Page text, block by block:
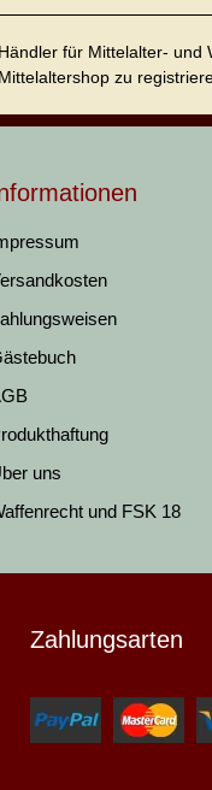
Händler für Mittelalter- und
Mittelaltershop zu
uns
und FSK 18
Zahlungsarten